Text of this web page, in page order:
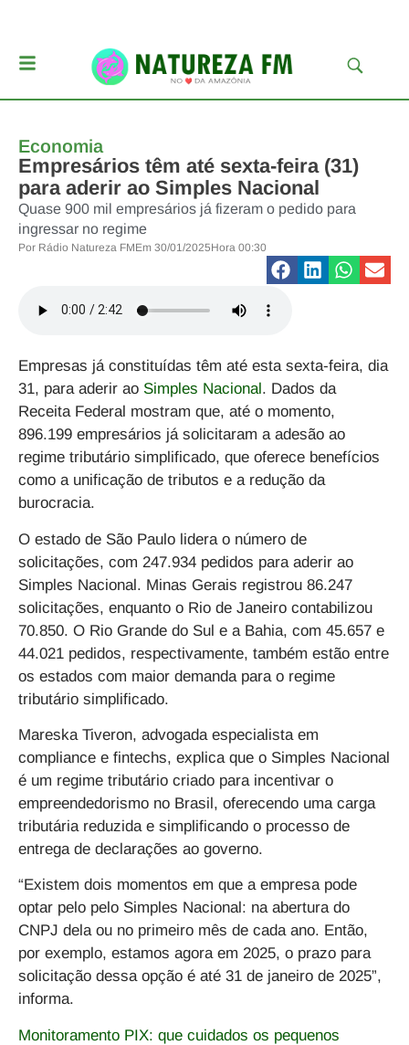
Economia
Empresários têm até sexta-feira (31)
para aderir ao Simples Nacional
Quase 900 mil empresários já fizeram o pedido para
ingressar no regime
Por Rádio Natureza FMEm 30/01/2025Hora 00:30
Empresas já constituídas têm até esta sexta-feira, dia
31, para aderir ao Simples Nacional . Dados da
Receita Federal mostram que, até o momento,
896.199 empresários já solicitaram a adesão ao
regime tributário simplificado, que oferece benefícios
como a unificação de tributos e a redução da
burocracia.
O estado de São Paulo lidera o número de
solicitações, com 247.934 pedidos para aderir ao
Simples Nacional. Minas Gerais registrou 86.247
solicitações, enquanto o Rio de Janeiro contabilizou
70.850. O Rio Grande do Sul e a Bahia, com 45.657 e
44.021 pedidos, respectivamente, também estão entre
os estados com maior demanda para o regime
tributário simplificado.
Mareska Tiveron, advogada especialista em
compliance e fintechs, explica que o Simples Nacional
é um regime tributário criado para incentivar o
empreendedorismo no Brasil, oferecendo uma carga
tributária reduzida e simplificando o processo de
entrega de declarações ao governo.
“Existem dois momentos em que a empresa pode
optar pelo pelo Simples Nacional: na abertura do
CNPJ dela ou no primeiro mês de cada ano. Então,
por exemplo, estamos agora em 2025, o prazo para
solicitação dessa opção é até 31 de janeiro de 2025”,
informa.
Monitoramento PIX: que cuidados os pequenos